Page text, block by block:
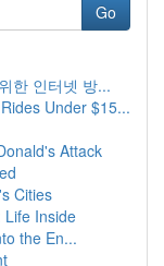
Go
한 인터넷 방...
Under $15...
Attack
Cities
Life Inside
the En...